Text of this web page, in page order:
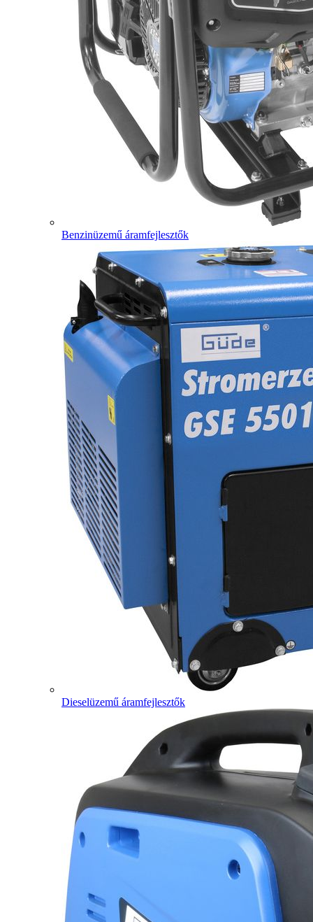
Benzinüzemű áramfejlesztők
Dieselüzemű áramfejlesztők